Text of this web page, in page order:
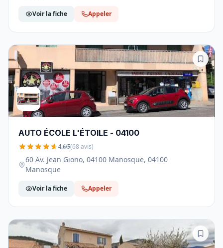
Voir la fiche Appeler
AUTO ÉCOLE L'ÉTOILE - 04100
4.6/5(68 avis)
60 Av. Jean Giono, 04100 Manosque, 04100
Manosque
Voir la fiche Appeler